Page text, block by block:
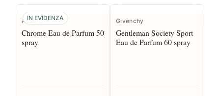
IN EVIDENZA
Azzaro
Chrome Eau de Parfum 50
spray
Givenchy
Gentleman Society Sport
Eau de Parfum 60 spray